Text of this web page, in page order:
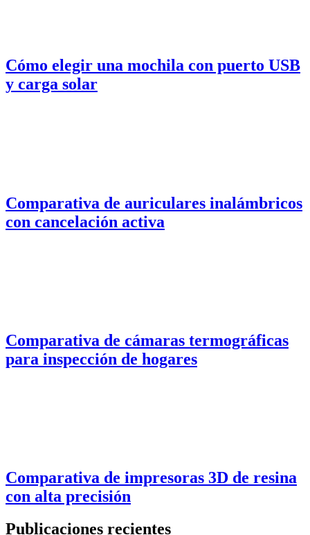
Cómo elegir una mochila con puerto USB
y carga solar
Comparativa de auriculares inalámbricos
con cancelación activa
Comparativa de cámaras termográficas
para inspección de hogares
Comparativa de impresoras 3D de resina
con alta precisión
Publicaciones recientes